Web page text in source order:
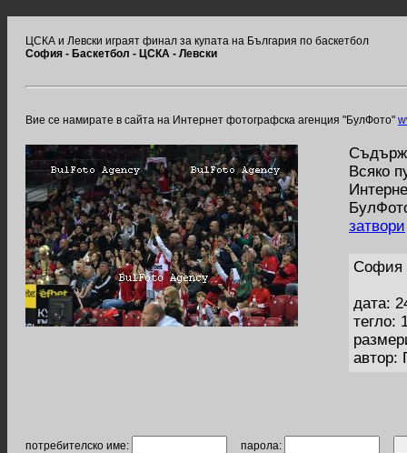
ЦСКА и Левски играят финал за купата на България по баскетбол
София - Баскетбол - ЦСКА - Левски
Вие се намирате в сайта на Интернет фотографска агенция "БулФото"
Всяко
затвори
София
дата:
тегло:
автор:
потребителско име: парола: